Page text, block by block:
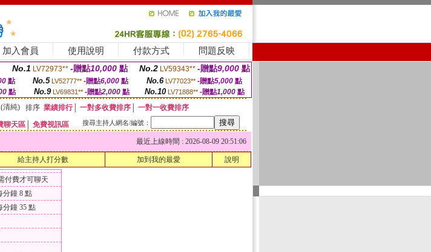
加入會員 使用說明 付款方式 問題反映
No.1 LV72973** -贈點10,000 點 No.2 LV59343** -贈點9,000 點
點 No.5 LV52777** -贈點6,000點 No.6 LV77023** -贈點5,000點
點 No.9 LV69831** -贈點2,000點 No.10 LV71888** -贈點1,000 點
清純) 排序 業績排行│ 一對多收費排序
一對一收費排序
聊天區 免費視訊區 搜尋主持人網名/編號：
最近上線時間 : 2026-08-09 20:51:06
給主持人打分數 加到我的最愛 說明
付費才可聊天
分鐘 8 點
分鐘 35 點